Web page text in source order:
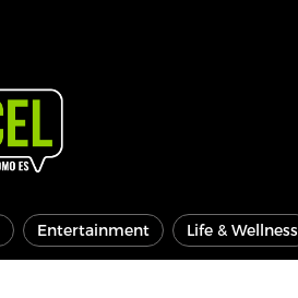
Entertainment Life & Wellness